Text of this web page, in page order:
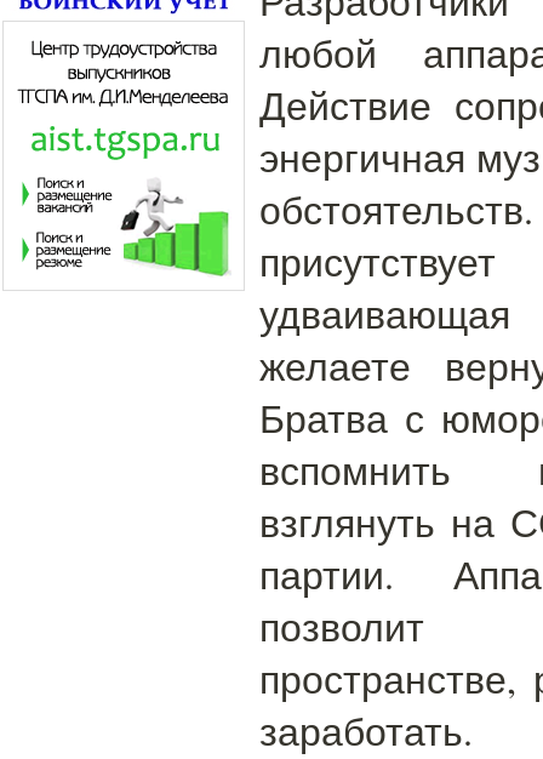
любой
Действие
энергичная
желаете
Братва с
вспомнить
взглянуть на
партии.
позволит
заработать.